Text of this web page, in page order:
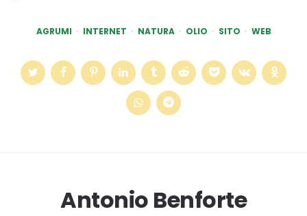
AGRUMI INTERNET NATURA OLIO SITO WEB
Antonio Benforte